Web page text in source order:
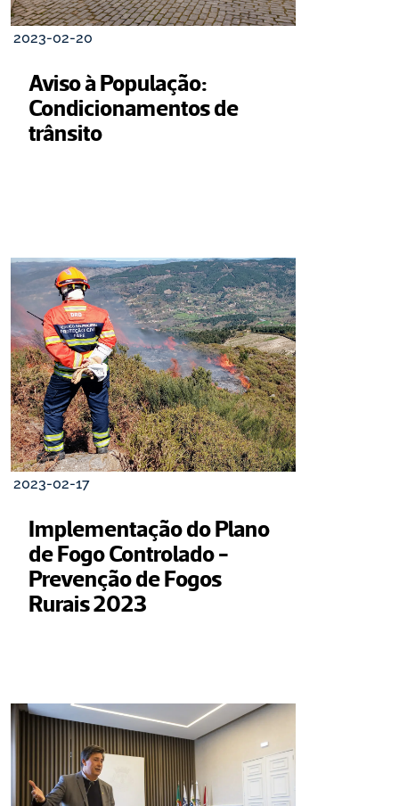
2023-02-20
Aviso à População:
Condicionamentos de
2023-02-17
Implementação do Plano
de Fogo Controlado -
Prevenção de Fogos
Rurais 2023